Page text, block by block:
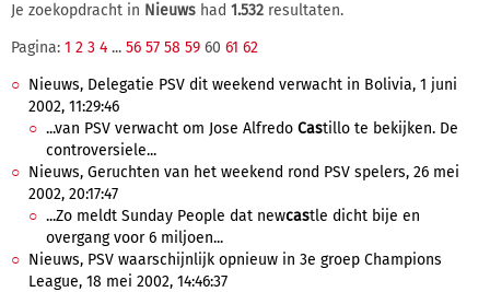
Je zoekopdracht in Nieuws had 1.532 resultaten.
Pagina: 1 2 3 4 ... 56 57 58 59 60 61 62
Nieuws, Delegatie PSV dit weekend verwacht in Bolivia, 1 juni
2002, 11:29:46
...van PSV verwacht om Jose Alfredo Castillo te bekijken. De
controversiele...
Nieuws, Geruchten van het weekend rond PSV spelers, 26 mei
2002, 20:17:47
...Zo meldt Sunday People dat newcastle dicht bije en
overgang voor 6 miljoen...
Nieuws, PSV waarschijnlijk opnieuw in 3e groep Champions
League, 18 mei 2002, 14:46:37